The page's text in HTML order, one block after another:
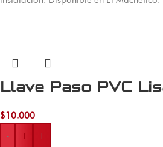
Llave Paso PVC
$10.000
-
+